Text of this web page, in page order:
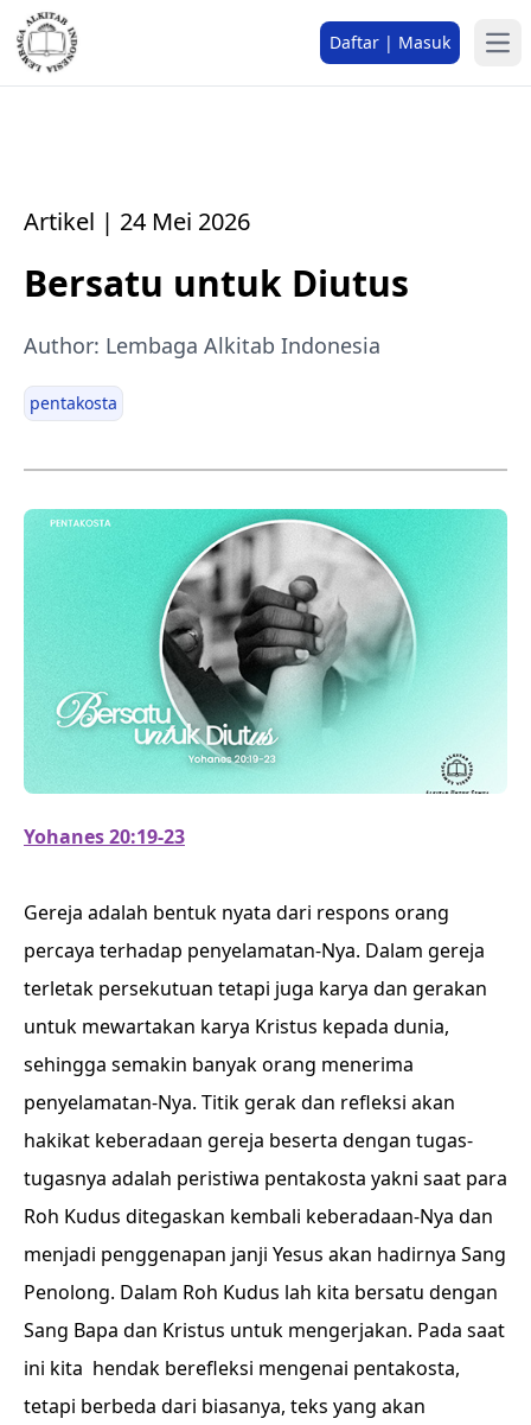
Daftar | Masuk
Artikel | 24 Mei 2026
Bersatu untuk Diutus
Author: Lembaga Alkitab Indonesia
pentakosta
Yohanes 20:19-23
Gereja adalah bentuk nyata dari respons orang
percaya terhadap penyelamatan-Nya. Dalam gereja
terletak persekutuan tetapi juga karya dan gerakan
untuk mewartakan karya Kristus kepada dunia,
sehingga semakin banyak orang menerima
penyelamatan-Nya. Titik gerak dan refleksi akan
hakikat keberadaan gereja beserta dengan tugas-
tugasnya adalah peristiwa pentakosta yakni saat para
Roh Kudus ditegaskan kembali keberadaan-Nya dan
menjadi penggenapan janji Yesus akan hadirnya Sang
Penolong. Dalam Roh Kudus lah kita bersatu dengan
Sang Bapa dan Kristus untuk mengerjakan. Pada saat
ini kita hendak berefleksi mengenai pentakosta,
tetapi berbeda dari biasanya, teks yang akan